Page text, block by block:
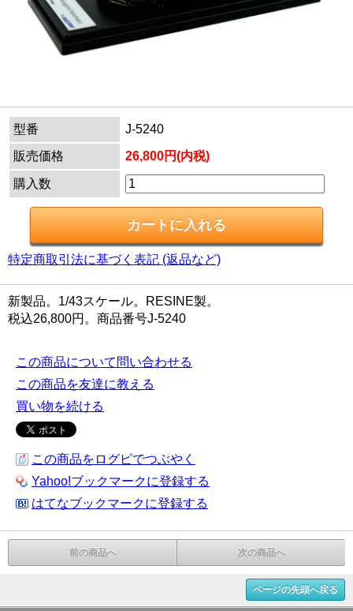
型番
J-5240
販売価格
26,800円(内税)
購入数
特定商取引法に基づく表記 (返品など)
新製品。1/43スケール。RESINE製。
税込26,800円。商品番号J-5240
この商品について問い合わせる
この商品を友達に教える
買い物を続ける
この商品をログピでつぶやく
Yahoo!ブックマークに登録する
はてなブックマークに登録する
前の商品へ 次の商品へ
ページの先頭へ戻る